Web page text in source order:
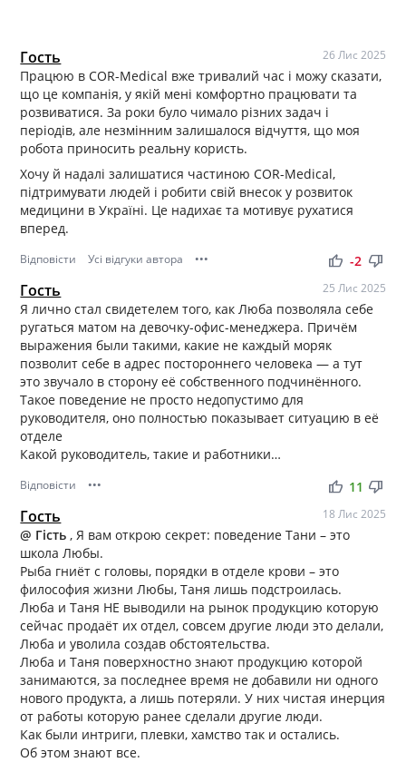
Гость 26 Лис 2025
Працюю в COR-Medical вже тривалий час і можу сказати,
що це компанія, у якій мені комфортно працювати та
розвиватися. За роки було чимало різних задач і
періодів, але незмінним залишалося відчуття, що моя
робота приносить реальну користь.
Хочу й надалі залишатися частиною COR-Medical,
підтримувати людей і робити свій внесок у розвиток
медицини в Україні. Це надихає та мотивує рухатися
вперед.
Відповісти Усі відгуки автора ••• thumb_up thumb_down
-2
Гость 25 Лис 2025
Я лично стал свидетелем того, как Люба позволяла себе
ругаться матом на девочку-офис-менеджера. Причём
выражения были такими, какие не каждый моряк
позволит себе в адрес постороннего человека — а тут
это звучало в сторону её собственного подчинённого.
Такое поведение не просто недопустимо для
руководителя, оно полностью показывает ситуацию в её
отделе
Какой руководитель, такие и работники…
Відповісти ••• thumb_up thumb_down
11
Гость 18 Лис 2025
@ Гість, Я вам открою секрет: поведение Тани – это
школа Любы.
Рыба гниёт с головы, порядки в отделе крови – это
философия жизни Любы, Таня лишь подстроилась.
Люба и Таня НЕ выводили на рынок продукцию которую
сейчас продаёт их отдел, совсем другие люди это делали,
Люба и уволила создав обстоятельства.
Люба и Таня поверхностно знают продукцию которой
занимаются, за последнее время не добавили ни одного
нового продукта, а лишь потеряли. У них чистая инерция
от работы которую ранее сделали другие люди.
Как были интриги, плевки, хамство так и остались.
Об этом знают все.